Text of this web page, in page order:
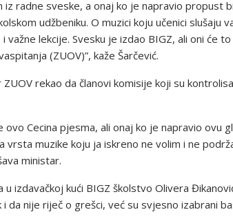
iz radne sveske, a onaj ko je napravio propust
udžbeniku. O muzici koju učenici slušaju
važne lekcije. Svesku je izdao BIGZ, ali oni će
(ZUOV)”, kaže Šarčević.
rekao da članovi komisije koji su
ovo Cecina pjesma, ali onaj ko je napravio ovu
vrsta muzike koju ja iskreno ne volim i ne
ministar.
izdavačkoj kući BIGZ školstvo Olivera
da nije riječ o grešci, već su svjesno izabrani